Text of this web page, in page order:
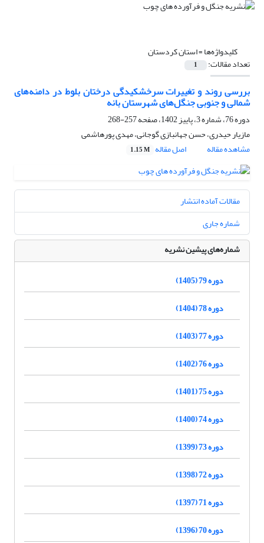
کلیدواژه‌ها =استان کردستان
تعداد مقالات: 1
بررسی روند و تغییرات سرخشکیدگی درختان بلوط در دامنه‌های
شمالی و جنوبی جنگل‌های شهرستان بانه
دوره 76، شماره 3، پاییز 1402، صفحه
257-268
مازیار حیدری، حسن جهانبازی گوجانی، مهدی پورهاشمی
مشاهده مقاله
اصل مقاله 1.15 M
مقالات آماده انتشار
شماره جاری
شماره‌های پیشین نشریه
دوره 79 (1405)
دوره 78 (1404)
دوره 77 (1403)
دوره 76 (1402)
دوره 75 (1401)
دوره 74 (1400)
دوره 73 (1399)
دوره 72 (1398)
دوره 71 (1397)
دوره 70 (1396)